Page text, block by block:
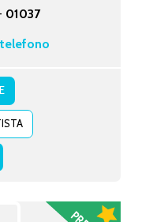
01037
telefono